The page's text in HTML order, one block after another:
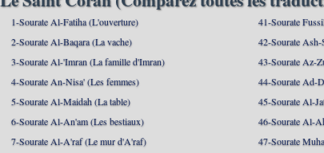
1-Sourate Al-Fatiha (L'ouverture)
2-Sourate Al-Baqara (La vache)
3-Sourate Al-'Imran (La famille d'Imran)
4-Sourate An-Nisa' (Les femmes)
5-Sourate Al-Maidah (La table)
6-Sourate Al-An'am (Les bestiaux)
7-Sourate Al-A'raf (Le mur d'A'raf)
41-Sourate
42-Sourate
43-Sourate Az-
44-Sourate Ad-
45-Sourate Al-
46-Sourate Al-
47-Sourate